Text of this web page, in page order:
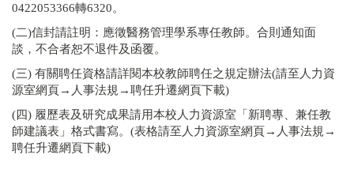
0422053366轉6320。
(二)信封請註明：應徵醫務管理學系專任教師。合則通知面
談，不合者恕不退件及函覆。
(三) 有關聘任資格請詳閱本校教師聘任之規定辦法(請至人力資
源室網頁→人事法規→聘任升遷網頁下載)
(四) 履歷表及研究成果請用本校人力資源室「新聘專、兼任教
師建議表」格式書寫。(表格請至人力資源室網頁→人事法規→
聘任升遷網頁下載)